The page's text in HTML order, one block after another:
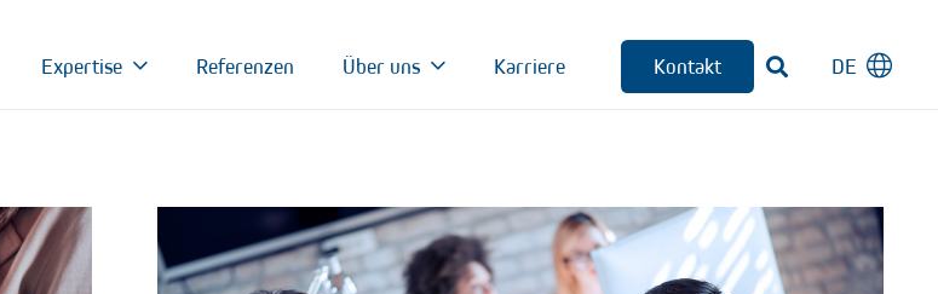
Expertise Referenzen Über uns Karriere Kontakt DE